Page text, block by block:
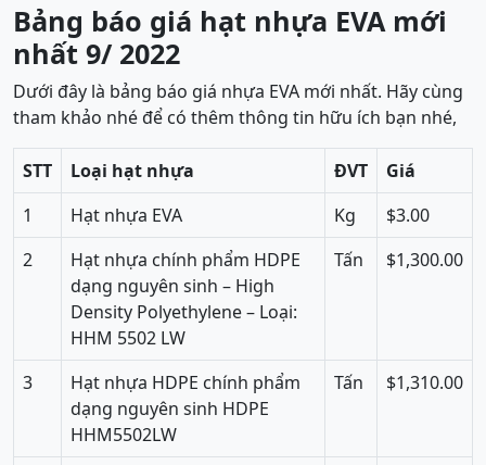
Bảng báo giá hạt nhựa EVA mới
nhất 9/ 2022
Dưới đây là bảng báo giá nhựa EVA mới nhất. Hãy cùng
tham khảo nhé để có thêm thông tin hữu ích bạn nhé,
STT Loại hạt nhựa ĐVT
Giá
1
Hạt nhựa EVA Kg
$3.00
2
Hạt nhựa chính phẩm HDPE
dạng nguyên sinh – High
Density Polyethylene – Loại:
HHM 5502 LW
Tấn $1,300.00
3
Hạt nhựa HDPE chính phẩm
dạng nguyên sinh HDPE
HHM5502LW
Tấn $1,310.00